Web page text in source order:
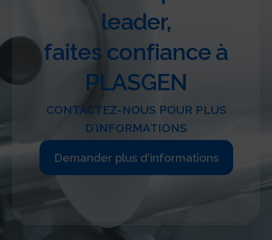
leader,
faites confiance à
PLASGEN
CONTACTEZ-NOUS POUR PLUS
D’INFORMATIONS
Demander plus d'informations